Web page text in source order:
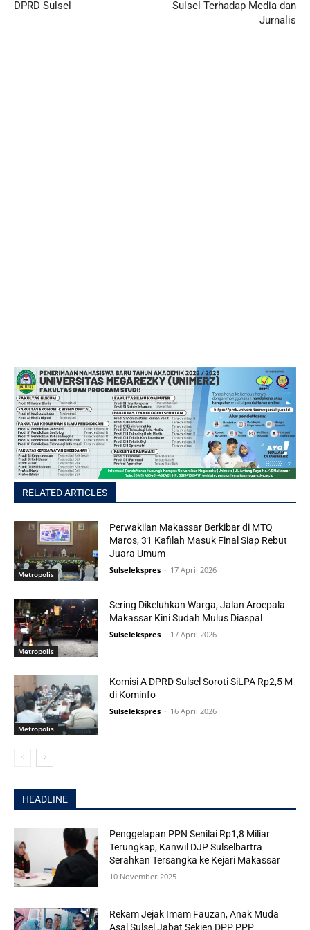
DPRD Sulsel
Sulsel Terhadap Media dan
Jurnalis
RELATED ARTICLES
Metropolis
Perwakilan Makassar Berkibar di MTQ
Maros, 31 Kafilah Masuk Final Siap Rebut
Juara Umum
Sulselekspres - 17 April 2026
Metropolis
Sering Dikeluhkan Warga, Jalan Aroepala
Makassar Kini Sudah Mulus Diaspal
Sulselekspres - 17 April 2026
Metropolis
Komisi A DPRD Sulsel Soroti SiLPA Rp2,5 M
di Kominfo
Sulselekspres - 16 April 2026
HEADLINE
Penggelapan PPN Senilai Rp1,8 Miliar
Terungkap, Kanwil DJP Sulselbartra
Serahkan Tersangka ke Kejari Makassar
10 November 2025
Rekam Jejak Imam Fauzan, Anak Muda
Asal Sulsel Jabat Sekjen DPP PPP